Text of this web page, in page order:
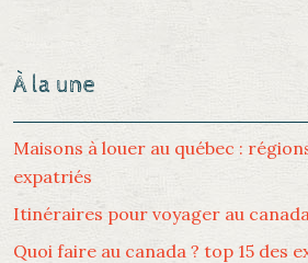
À la une
Maisons à louer au québec :
expatriés
Itinéraires pour voyager au canada
Quoi faire au canada ? top 15 des